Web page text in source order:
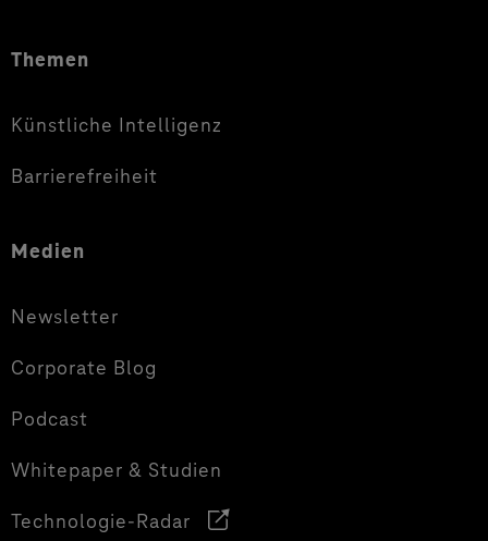
Themen
Künstliche Intelligenz
Barrierefreiheit
Medien
Newsletter
Corporate Blog
Podcast
Whitepaper & Studien
Technologie-Radar